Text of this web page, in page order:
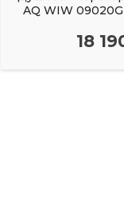
AQ WIW
18